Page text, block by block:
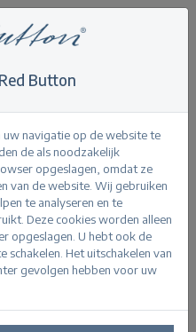
Skirts
Filters
Button
navigatie op de website te
de als noodzakelijk
opgeslagen, omdat ze
van de website. Wij gebruiken
te analyseren en te
Deze cookies worden alleen
opgeslagen. U hebt ook de
schakelen. Het uitschakelen van
gevolgen hebben voor uw